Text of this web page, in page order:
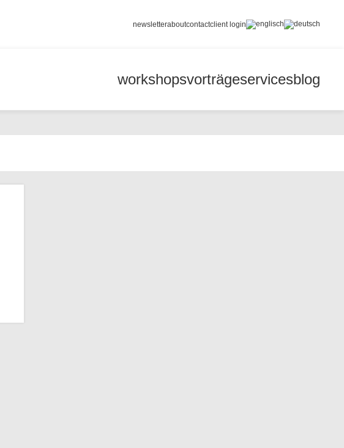
newsletteraboutcontactclient login
workshopsvorträgeservicesblog